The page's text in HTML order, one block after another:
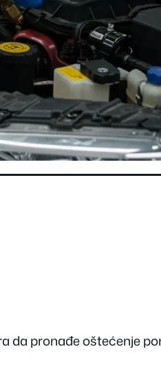
da pronađe oštećenje